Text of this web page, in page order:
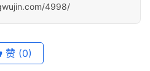
4998/
赞 (0)